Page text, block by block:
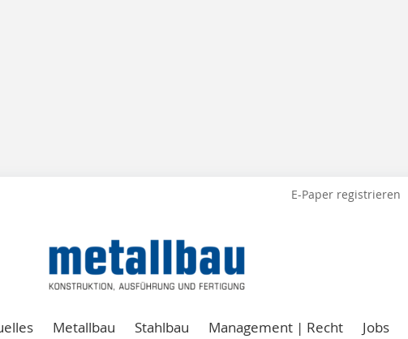
E-Paper registrieren
Metallbau Stahlbau Management | Recht Jobs